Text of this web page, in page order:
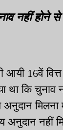
नहीं होने से
आयी 16वें
था कि चुनाव
अनुदान मिलना
अनुदान नहीं